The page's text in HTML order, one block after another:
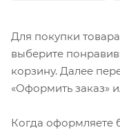
Для покупки
выберите
корзину. Далее
«Оформить заказ»
Когда оформляете